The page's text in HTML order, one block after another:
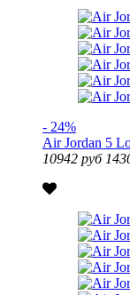
- 24%
Air Jordan 5
10942 руб